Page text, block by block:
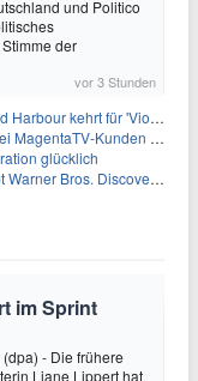
und Politico
der
vor 3 Stunden
2' zurück – Kristen Bell stößt zur Besetzung
Kunden vage
glücklich
Bros. Discovery-Übernahme
im Sprint
- Die frühere
Liane Lippert hat